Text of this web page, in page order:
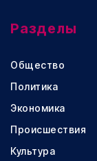
Разделы
Общество
Политика
Экономика
Происшествия
Культура